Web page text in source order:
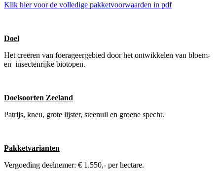
Klik hier voor de volledige pakketvoorwaarden in pdf
Doel
Het creëren van foerageergebied door het ontwikkelen van bloem-
en insectenrijke biotopen.
Doelsoorten Zeeland
Patrijs, kneu, grote lijster, steenuil en groene specht.
Pakketvarianten
Vergoeding deelnemer: € 1.550,- per hectare.